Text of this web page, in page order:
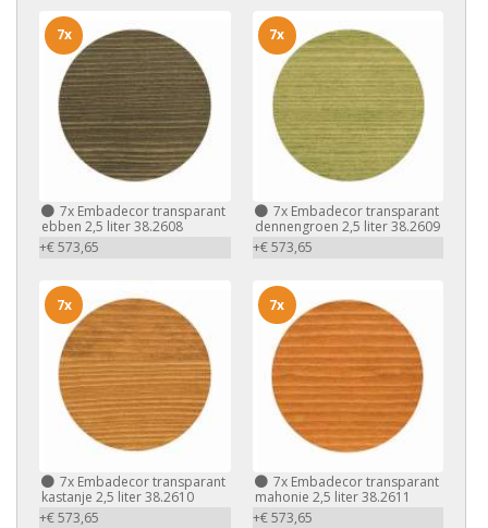
7x Embadecor transparant
ebben 2,5 liter 38.2608
+€ 573,65
7x
7xEmbadecor transparant
dennengroen 2,5 liter 38.2609
+€ 573,65
7x
7x Embadecor transparant
kastanje 2,5 liter 38.2610
+€ 573,65
7x
7xEmbadecor transparant
mahonie 2,5 liter 38.2611
+€ 573,65
7x